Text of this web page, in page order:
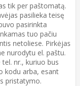
tik per paštomatą.
pasilieka teisę
pasirinkta
tuo pačiu
netoliese. Pirkėjas
nurodytu el. paštu.
nr., kuriuo bus
kodu arba, esant
pristatymo.